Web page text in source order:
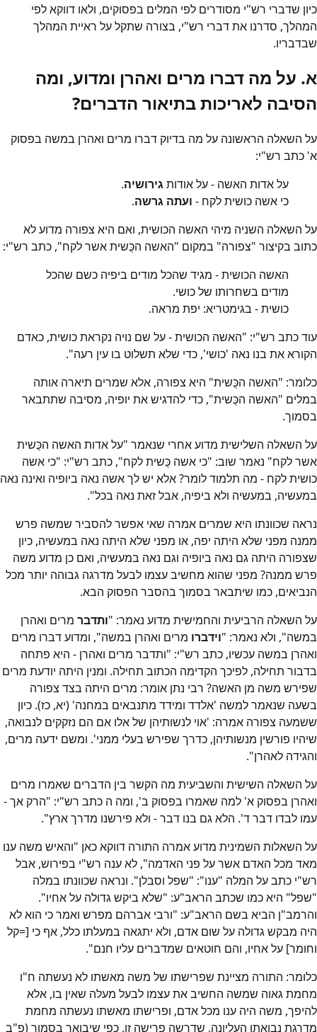
כיון שדברי רש"י מסודרים לפי המלים בפסוקים, ולאו דווקא לפי
המהלך, סדרנו את דברי רש"י, בצורה שתקל על ראיית המהלך
שבדבריו.
א. על מה דברו מרים ואהרן ומדוע, ומה
הסיבה לאריכות בתיאור הדברים?
על השאלה הראשונה על מה בדיוק דברו מרים ואהרן במשה בפסוק
א' כתב רש"י:
על אדות האשה - על אודותגירושיה.
כי אשה כושית לקח - ועתה גרשה.
על השאלה השניה מיהי האשה הכושית, ואם היא צפורה מדוע לא
כתוב בקיצור "צפורה" במקום "האשה הכֻּשית אשר לקח", כתב רש"י:
האשה הכושית - מגיד שהכל מודים ביפיה כשם שהכל
מודים בשחרותו של כושי.
כושית - בגימטריא: יפת מראה.
עוד כתב רש"י: "האשה הכושית - על שם נויה נקראת כושית, כאדם
הקורא את בנו נאה 'כושי', כדי שלא תשלוט בו עין רעה".
כלומר: "האשה הכֻּשית" היא צפורה, אלא שמרים תיארה אותה
במלים "האשה הכֻּשית", כדי להדגיש את יופיה, מסיבה שתתבאר
בסמוך.
על השאלה השלישית מדוע אחרי שנאמר "על אדות האשה הכֻּשית
אשר לקח" נאמר שוב: "כי אשה כֻּשית לקח", כתב רש"י: "כי אשה
כושית לקח - מה תלמוד לומר? אלא יש לך אשה נאה ביופיה ואינה נאה
במעשיה, במעשיה ולא ביפיה, אבל זאת נאה בכל".
נראה שכוונתו היא שמרים אמרה שאי אפשר להסביר שמשה פרש
ממנה מפני שלא היתה יפה, או מפני שלא היתה נאה במעשיה, כיון
שצפורה היתה גם נאה ביופיה וגם נאה במעשיה, ואם כן מדוע משה
פרש ממנה? מפני שהוא מחשיב עצמו לבעל מדרגה גבוהה יותר מכל
הנביאים, כמו שיתבאר בסמוך בהסבר הפסוק הבא.
על השאלה הרביעית והחמישית מדוע נאמר: "ותדבר מרים ואהרן
במשה", ולא נאמר: "וידברו מרים ואהרן במשה", ומדוע דברו מרים
ואהרן במשה עכשיו, כתב רש"י: "ותדבר מרים ואהרן - היא פתחה
בדבור תחילה, לפיכך הקדימה הכתוב תחילה. ומנין היתה יודעת מרים
שפירש משה מן האשה? רבי נתן אומר: מרים היתה בצד צפורה
בשעה שנאמר למשה 'אלדד ומידד מתנבאים במחנה' (יא, כז). כיון
ששמעה צפורה אמרה: 'אוי לנשותיהן של אלו אם הם נזקקים לנבואה,
שיהיו פורשין מנשותיהן, כדרך שפירש בעלי ממני'. ומשם ידעה מרים,
והגידה לאהרן".
על השאלה השישית והשביעית מה הקשר בין הדברים שאמרו מרים
ואהרן בפסוק א' למה שאמרו בפסוק ב', ומה ה כתב רש"י: "הרק אך -
עמו לבדו דבר ד'. הלא גם בנו דבר - ולא פירשנו מדרך ארץ".
על השאלות השמינית מדוע אמרה התורה דווקא כאן "והאיש משה ענו
מאד מכל האדם אשר על פני האדמה", לא ענה רש"י בפירוש, אבל
רש"י כתב על המלה "ענו": "שפל וסבלן". ונראה שכוונתו במלה
"שפל" היא כמו שכתב הראב"ע: "שלא ביקש גדולה על אחיו".
והרמב"ן הביא בשם הראב"ע: "ורבי אברהם מפרש ואמר כי הוא לא
היה מבקש גדולה על שום אדם, ולא יתגאה במעלתו כלל, אף כי [=קל
וחומר] על אחיו, והם חוטאים שמדברים עליו חנם".
כלומר: התורה מציינת שפרישתו של משה מאשתו לא נעשתה ח"ו
מחמת גאוה שמשה החשיב את עצמו לבעל מעלה שאין בו, אלא
להיפך, משה היה ענו מכל אדם, ופרישתו מאשתו נעשתה מחמת
מדרגת נבואתו העליונה, שדרשה פרישה זו, כפי שיבואר בסמוך (פ"ב